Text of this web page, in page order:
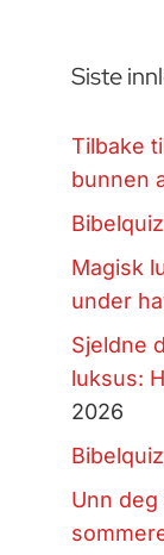
Siste
Tilbake
bunnen
Magisk
under
Sjeldne
luksus:
2026
Unn